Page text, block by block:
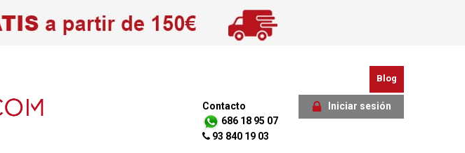
Blog
Iniciar sesión
Contacto
686 18 95 07
93 840 19 03